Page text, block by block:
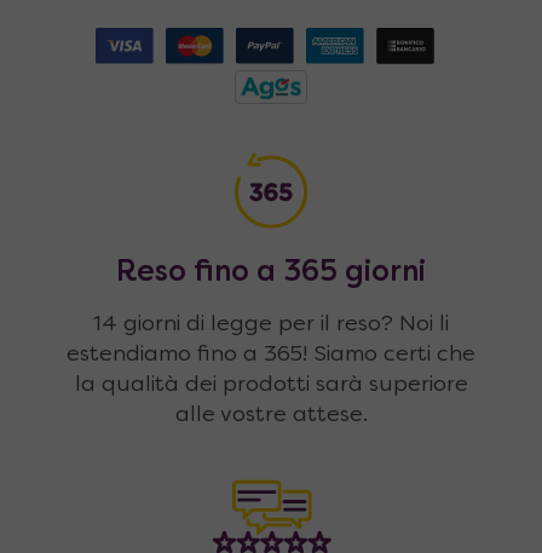
Reso fino a 365 giorni
14 giorni di legge per il reso? Noi li
estendiamo fino a 365! Siamo certi che
la qualità dei prodotti sarà superiore
alle vostre attese.